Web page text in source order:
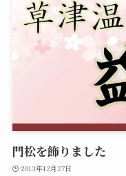
門松を飾りました
2013年12月27日